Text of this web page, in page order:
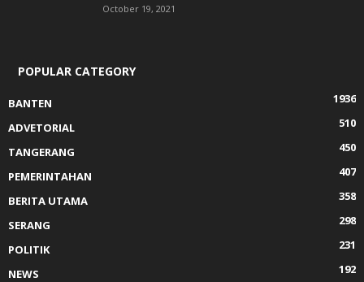
October 19, 2021
POPULAR CATEGORY
BANTEN
1936
ADVETORIAL
510
TANGERANG
450
PEMERINTAHAN
407
BERITA UTAMA
358
SERANG
298
POLITIK
231
NEWS
192